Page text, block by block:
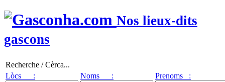
Nos lieux-dits
gascons
Recherche / Cèrca...
Lòcs :
Noms : Prenoms :